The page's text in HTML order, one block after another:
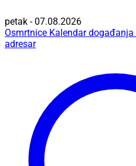
petak - 07.08.2026
Osmrtnice Kalendar događanja
adresar